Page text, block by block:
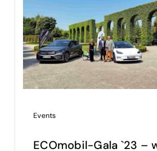
Events
ECOmobil-Gala `23 –